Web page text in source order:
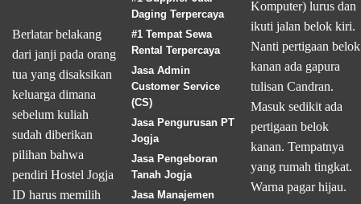
Berlatar belakang
dari janji pada orang
tua yang disaksikan
keluarga dimana
sebelum kuliah
sudah diberikan
pilihan bahwa
pendiri Hostel Jogja
ID harus memilih
Daging Terpercaya
#1 Tempat Sewa
Rental Terpercaya
Jasa Admin
Customer Service
(CS)
Jasa Pengurusan PT
Jogja
Jasa Pengeboran
Tanah Jogja
Jasa Manajemen
Komputer) lurus dan
ikuti jalan belok kiri.
Nanti pertigaan belok
kanan ada gapura
tulisan Candran.
Masuk sedikit ada
pertigaan belok
kanan. Tempatnya
yang rumah tingkat.
Warna pagar hijau.